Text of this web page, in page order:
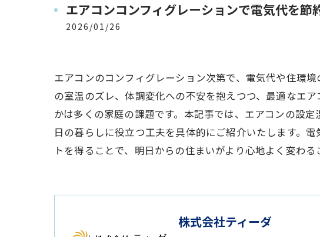
エアコンコンフィグレーションで電気代を
2026/01/26
エアコンのコンフィグレーション次第で、電気代や住環
の室温のズレ、体調変化への不安を抱えつつ、最適なエ
かは多くの家庭の課題です。本記事では、エアコンの設
日の暮らしに役立つ工夫を具体的にご紹介いたします。
トを得ることで、明日からの住まいがより心地よく変わる
株式会社ティーダ